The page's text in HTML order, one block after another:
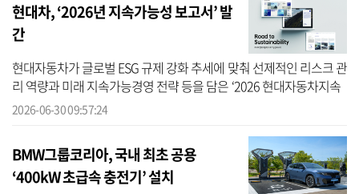
현대차, ‘2026년 지속가능성 보고서’ 발
간
현대자동차가 글로벌 ESG 규제 강화 추세에 맞춰 선제적인 리스크 관
리 역량과 미래 지속가능경영 전략 등을 담은 ‘2026 현대자동차지속
가능성 보고서’를 발간했다고 30일 밝혔다. 현대차는 지속가능경영
2026-06-30 09:57:24
BMW그룹코리아, 국내 최초 공용
‘400kW 초급속 충전기’ 설치